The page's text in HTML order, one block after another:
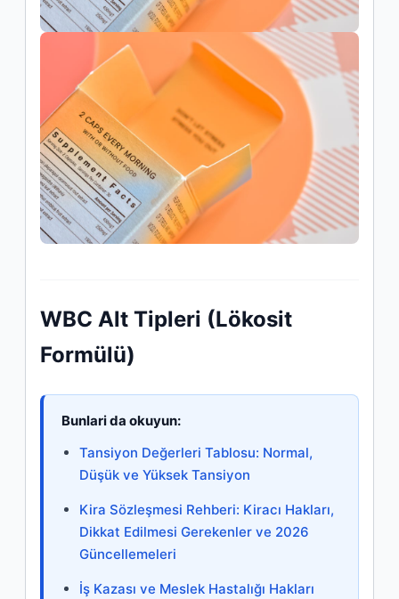
WBC Alt Tipleri (Lökosit
Formülü)
Bunlari da okuyun:
Tansiyon Değerleri Tablosu: Normal,
Düşük ve Yüksek Tansiyon
Kira Sözleşmesi Rehberi: Kiracı Hakları,
Dikkat Edilmesi Gerekenler ve 2026
Güncellemeleri
İş Kazası ve Meslek Hastalığı Hakları